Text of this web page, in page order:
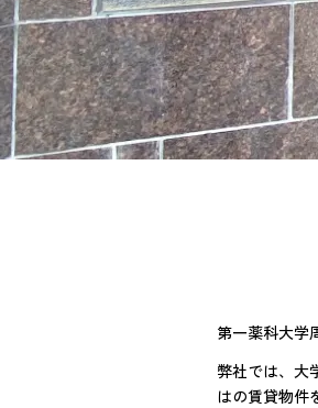
第一薬科大学
弊社では、大
はの賃貸物件